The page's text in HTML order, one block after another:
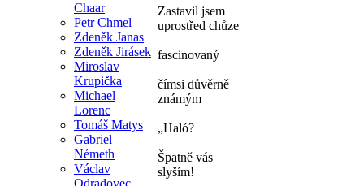
Chaar
Petr Chmel
Zdeněk Janas
Zdeněk Jirásek
Miroslav
Krupička
Michael
Lorenc
Tomáš Matys
Gabriel
Németh
Václav
Odradovec
Zastavil jsem
uprostřed chůze
fascinovaný
čímsi důvěrně
známým
„Haló?
Špatně vás
slyším!